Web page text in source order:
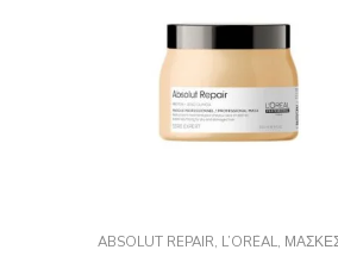
ABSOLUT REPAIR, L’ORÉAL,